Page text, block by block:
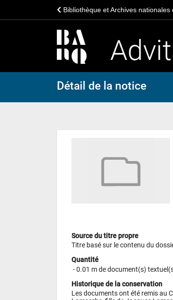
Bibliothèque et Archives nationales
Détail de la notice
Source du titre propre
Titre basé sur le contenu du
Quantité
- 0.01 m de document(s)
Historique de la conservation
Les documents ont été remis au